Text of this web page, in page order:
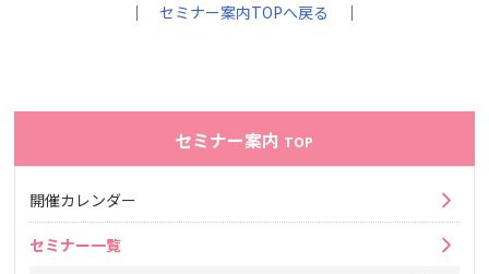
｜セミナー案内TOPへ戻る ｜
セミナー案内 TOP
開催カレンダー
セミナー一覧